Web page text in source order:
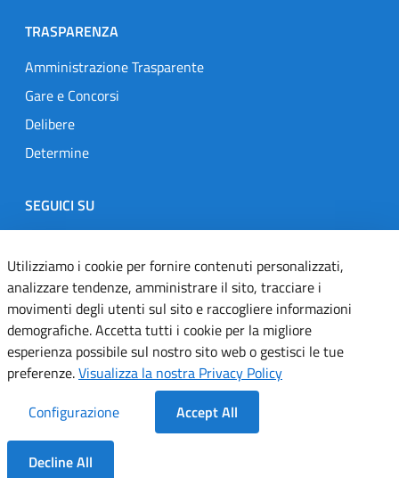
TRASPARENZA
Amministrazione Trasparente
Gare e Concorsi
Delibere
Determine
SEGUICI SU
Designers Italia
TwitterInstagramYoutubeLinkedin
Dichiarazione di accessibilità
Informativa cookie
Note legali
Servizi Applicativi
Utilizziamo i cookie per fornire contenuti personalizzati,
analizzare tendenze, amministrare il sito, tracciare i
movimenti degli utenti sul sito e raccogliere informazioni
demografiche. Accetta tutti i cookie per la migliore
esperienza possibile sul nostro sito web o gestisci le tue
preferenze.Visualizza la nostra Privacy Policy
Configurazione
Accept All
Decline All